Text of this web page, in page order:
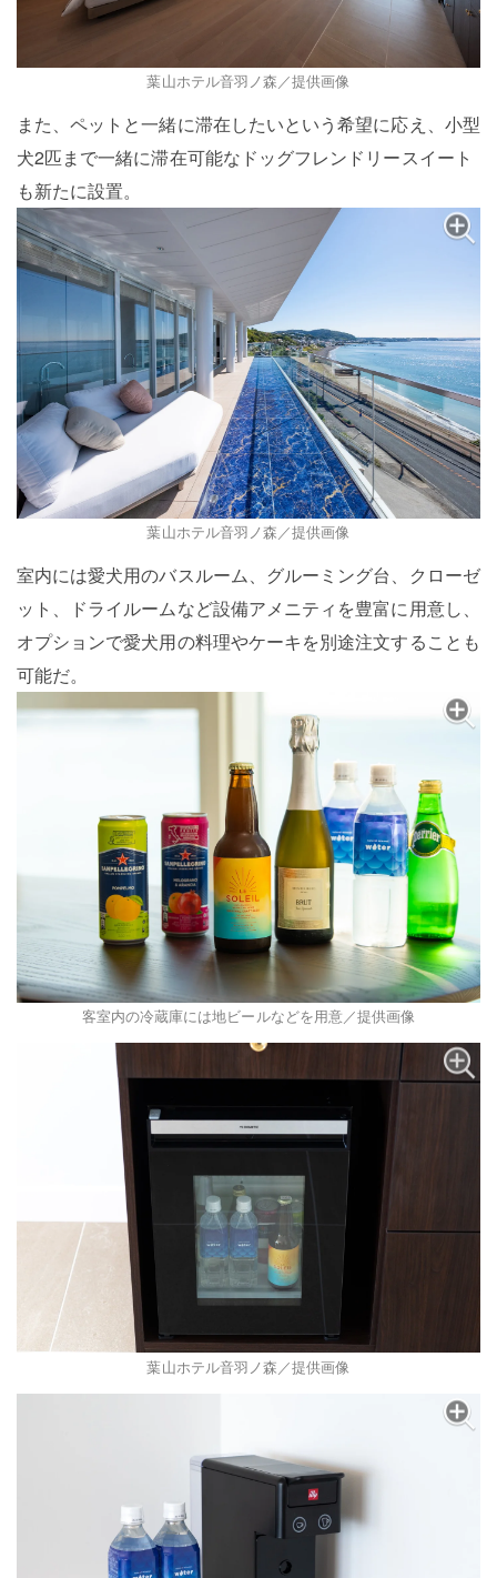
葉山ホテル音羽ノ森／提供画像
また、ペットと一緒に滞在したいという希望に応え、小型
犬2匹まで一緒に滞在可能なドッグフレンドリースイート
も新たに設置。
葉山ホテル音羽ノ森／提供画像
室内には愛犬用のバスルーム、グルーミング台、クローゼ
ット、ドライルームなど設備アメニティを豊富に用意し、
オプションで愛犬用の料理やケーキを別途注文することも
可能だ。
客室内の冷蔵庫には地ビールなどを用意／提供画像
葉山ホテル音羽ノ森／提供画像